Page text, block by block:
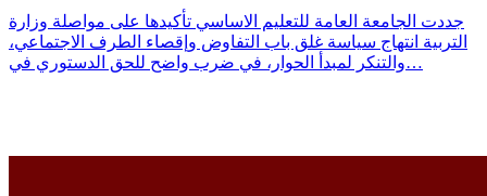
جددت الجامعة العامة للتعليم الاساسي تأكيدها على مواصلة وزارة
التربية انتهاج سياسة غلق باب التفاوض وإقصاء الطرف الاجتماعي،
والتنكر لمبدأ الحوار، في ضرب واضح للحق الدستوري في…